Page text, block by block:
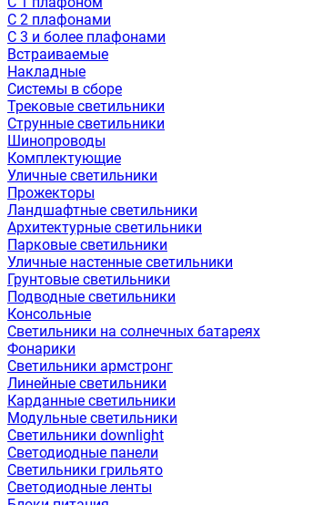
С 2 плафонами
С 3 и более плафонами
Встраиваемые
Накладные
Системы в сборе
Трековые светильники
Струнные светильники
Шинопроводы
Комплектующие
Уличные светильники
Прожекторы
Ландшафтные светильники
Архитектурные светильники
Парковые светильники
Уличные настенные светильники
Грунтовые светильники
Подводные светильники
Консольные
Светильники на солнечных батареях
Фонарики
Светильники армстронг
Линейные светильники
Карданные светильники
Модульные светильники
Светильники downlight
Светодиодные панели
Светильники грильято
Светодиодные ленты